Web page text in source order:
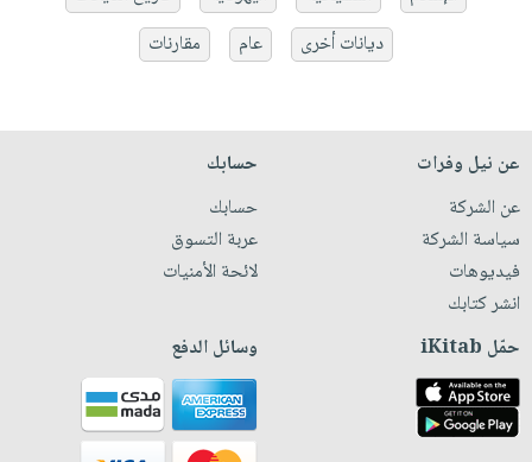
ديانات أخرى
عام مقارنات
عن نيل وفرات
عن الشركة
سياسة الشركة
فيديوهات
انشر كتابك
حسابك
حسابك
عربة التسوق
لائحة الأمنيات
حمّل iKitab وسائل الدفع